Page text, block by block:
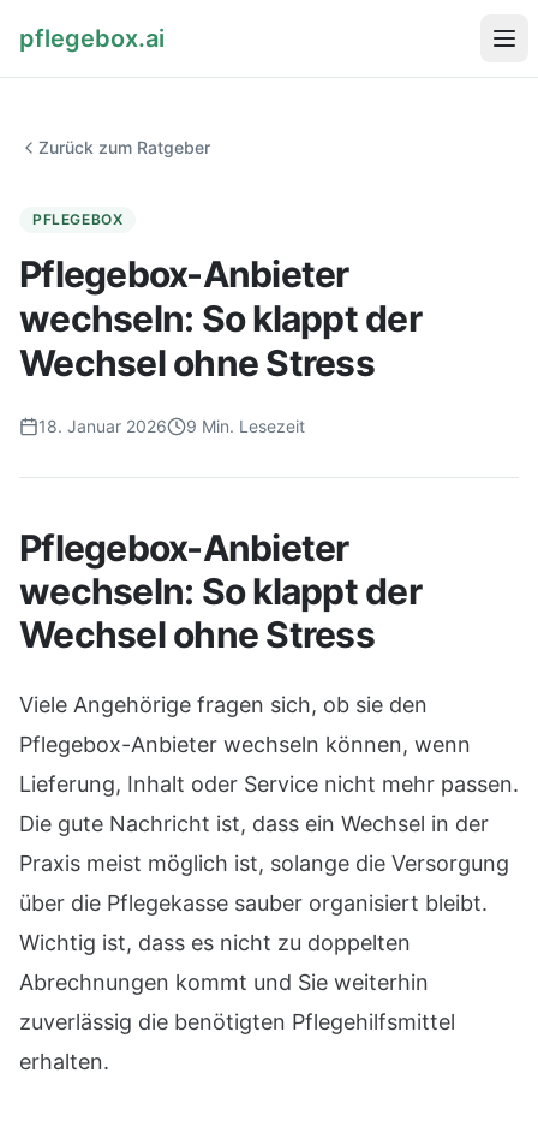
pflegebox.ai
Startseite
Pflegebox kostenlos bestellen
Zurück zum Ratgeber
PFLEGEBOX
Pflegebox-Anbieter
wechseln: So klappt der
Wechsel ohne Stress
18. Januar 2026 9 Min. Lesezeit
Pflegebox-Anbieter
wechseln: So klappt der
Wechsel ohne Stress
Viele Angehörige fragen sich, ob sie den
Pflegebox-Anbieter wechseln können, wenn
Lieferung, Inhalt oder Service nicht mehr passen.
Die gute Nachricht ist, dass ein Wechsel in der
Praxis meist möglich ist, solange die Versorgung
über die Pflegekasse sauber organisiert bleibt.
Wichtig ist, dass es nicht zu doppelten
Abrechnungen kommt und Sie weiterhin
zuverlässig die benötigten Pflegehilfsmittel
erhalten.